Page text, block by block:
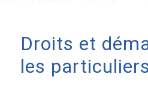
Droits et
les particuliers